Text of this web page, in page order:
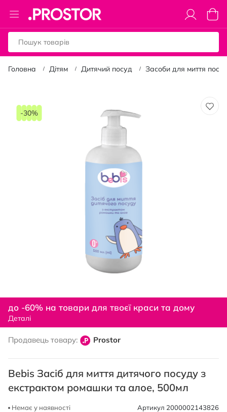
Toggle
Nav
Кошик
Головна Дітям Дитячий посуд Засоби для миття
кінця
-30%
початку
галереї
до -60% на товари для твоєї краси та дому
Деталі
Продавець товару: Prostor
Bebis Засіб для миття дитячого посуду з
екстрактом ромашки та алое, 500мл
Немає у наявності Артикул 2000002143826